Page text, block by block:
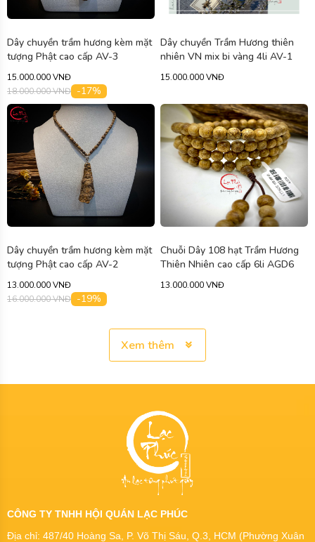
Dây chuyền trầm hương kèm mặt
tượng Phật cao cấp AV-3
15.000.000 VNĐ
18.000.000 VNĐ -17%
Dây chuyền Trầm Hương thiên
nhiên VN mix bi vàng 4li AV-1
15.000.000 VNĐ
Dây chuyền trầm hương kèm mặt
tượng Phật cao cấp AV-2
13.000.000 VNĐ
16.000.000 VNĐ -19%
Chuỗi Dây 108 hạt Trầm Hương
Thiên Nhiên cao cấp 6li AGD6
13.000.000 VNĐ
Xem thêm
CÔNG TY TNHH HỘI QUÁN LẠC PHÚC
Địa chỉ: 487/40 Hoàng Sa, P. Võ Thị Sáu, Q.3, HCM (Phường Xuân